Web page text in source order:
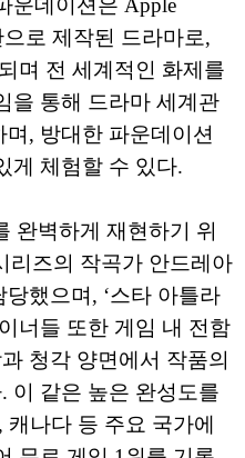
운데이션은 Apple
로 제작된 드라마로,
며 전 세계적인 화제를
을 통해 드라마 세계관
, 방대한 파운데이션
게 체험할 수 있다.
완벽하게 재현하기 위
리즈의 작곡가 안드레아
했으며, ‘스타 아틀라
너들 또한 게임 내 전함
청각 양면에서 작품의
이 같은 높은 완성도를
나다 등 주요 국가에